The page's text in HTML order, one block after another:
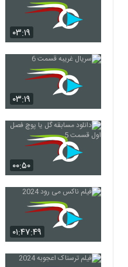
۰۳:۱۹
۰۳:۱۹
۰۰:۵۰
۰۱:۴۷:۴۹